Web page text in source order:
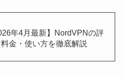
年4月最新】NordVPNの評
金・使い方を徹底解説